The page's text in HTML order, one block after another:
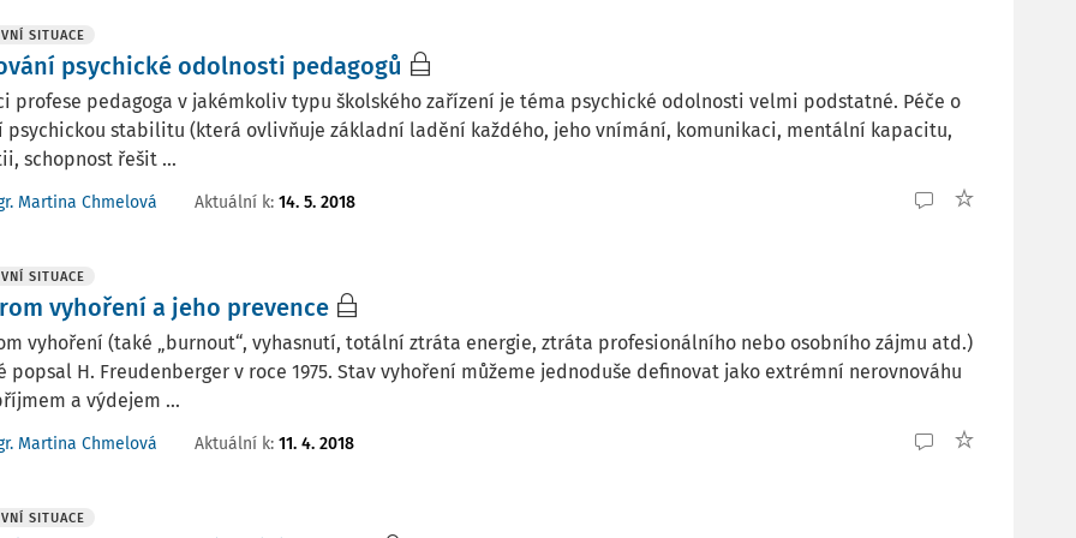
SITUACE
psychické odolnosti pedagogů
profese pedagoga v jakémkoliv typu školského zařízení je téma psychické odolnosti velmi podstatné. Péče o
psychickou stabilitu (která ovlivňuje základní ladění každého, jeho vnímání, komunikaci, mentální kapacitu,
schopnost řešit ...
Martina Chmelová Aktuální k: 14. 5. 2018
SITUACE
vyhoření a jeho prevence
vyhoření (také „burnout“, vyhasnutí, totální ztráta energie, ztráta profesionálního nebo osobního zájmu atd.)
popsal H. Freudenberger v roce 1975. Stav vyhoření můžeme jednoduše definovat jako extrémní nerovnováhu
a výdejem ...
Martina Chmelová Aktuální k: 11. 4. 2018
SITUACE